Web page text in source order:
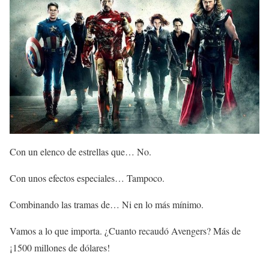
Con un elenco de estrellas que… No.
Con unos efectos especiales… Tampoco.
Combinando las tramas de… Ni en lo más mínimo.
Vamos a lo que importa. ¿Cuanto recaudó Avengers? Más de
¡1500 millones de dólares!